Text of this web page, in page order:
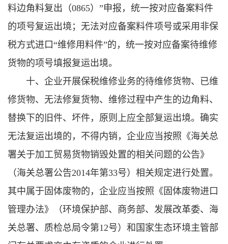
料边角料复出（0865）”申报，统一按对应备案料件
的项号复运出境；无法对应备案料件项号或采用非保
税方式进口“维修用料件”的，统一按对应备案待维修
货物的项号填报复运出境。
十、企业开展保税维修业务的待维修货物、已维
修货物、无法修复货物、维修过程中产生的边角料、
替换下的旧件、坏件，原则上应全部复运出境。确实
无法复运出境的，不得内销，企业应当按照《海关总
署关于加工贸易货物销毁处置的相关问题的公告》
（海关总署公告2014年第33号）相关规定进行处置。
其中属于固体废物的，企业应当按照《固体废物进口
管理办法》（环境保护部、商务部、发展改革委、海
关总署、质检总局令第12号）和国家生态环境主管部